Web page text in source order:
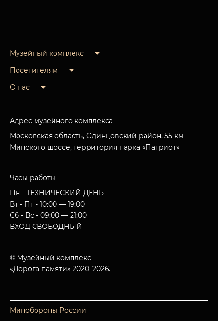
Музейный комплекс
Посетителям
О нас
Адрес музейного комплекса
Московская область, Одинцовский район, 55 км
Минского шоссе, территория парка «Патриот»
Часы работы
Пн - ТЕХНИЧЕСКИЙ ДЕНЬ
Вт - Пт - 10:00 — 19:00
Сб - Вс - 09:00 — 21:00
ВХОД СВОБОДНЫЙ
© Музейный комплекс
«Дорога памяти» 2020–2026.
Минобороны России